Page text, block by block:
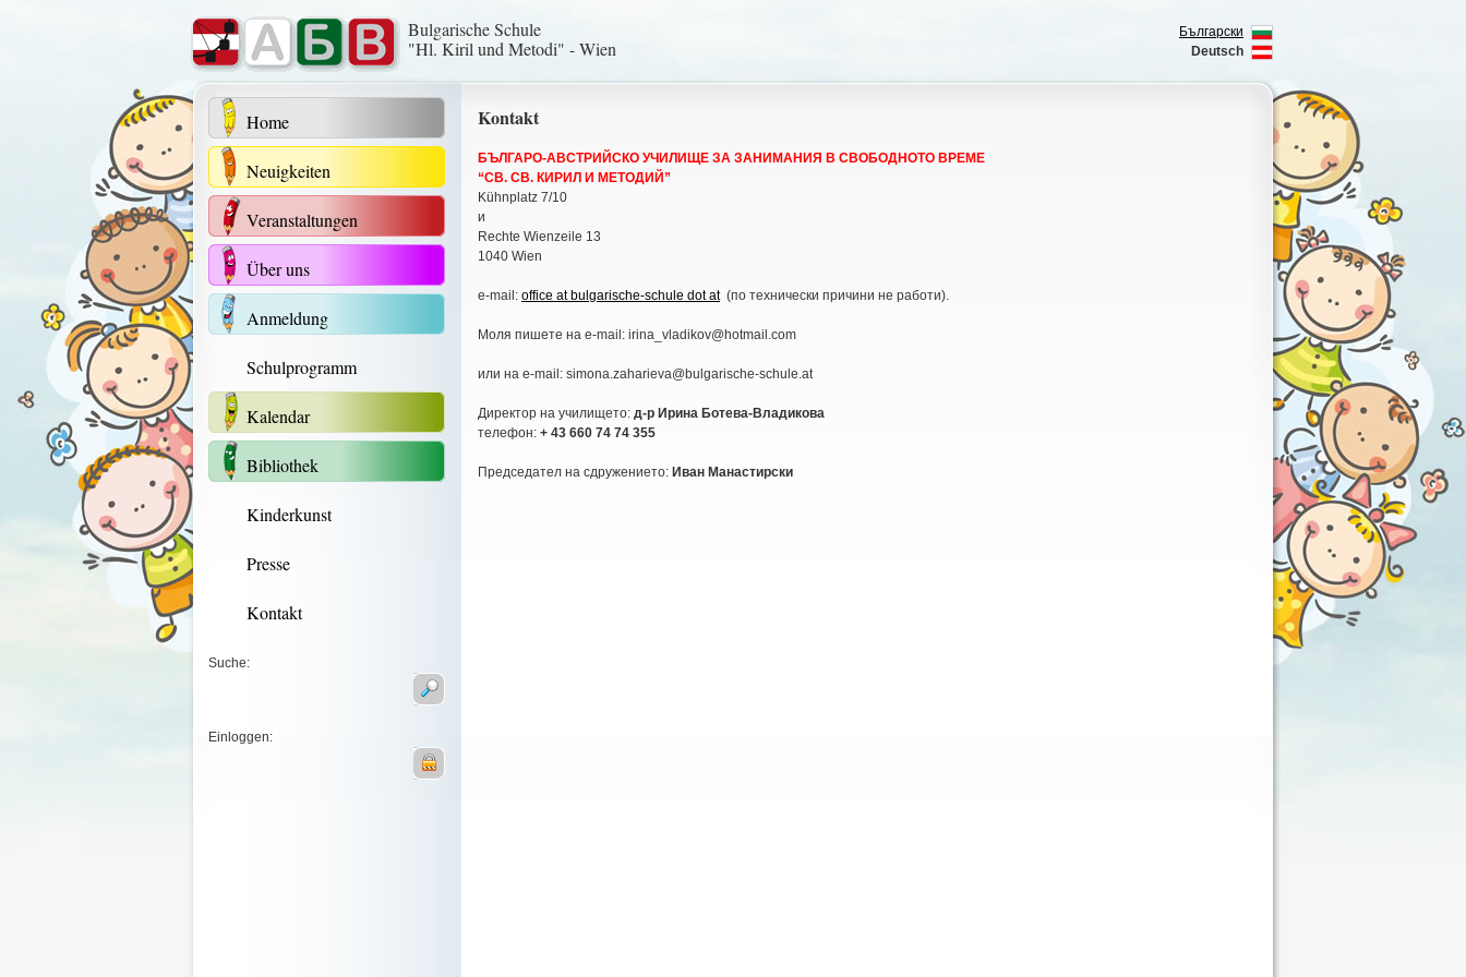
Bulgarische Schule
"Hl. Kiril und Metodi" - Wien
Български
Deutsch
Home
Neuigkeiten
Veranstaltungen
Über uns
Anmeldung
Schulprogramm
Kalendar
Bibliothek
Kinderkunst
Presse
Kontakt
Suche:
Einloggen:
Kontakt
БЪЛГАРО-АВСТРИЙСКО УЧИЛИЩЕ ЗА ЗАНИМАНИЯ В СВОБОДНОТО ВРЕМЕ
“СВ. СВ. КИРИЛ И МЕТОДИЙ”
Kühnplatz 7/10
и
Rechte Wienzeile 13
1040 Wien
е-mail: office at bulgarische-schule dot at(по технически причини не работи).
Моля пишете нa e-mail: irina_vladikov@hotmail.com
или на е-mail: simona.zaharieva@bulgarische-schule.at
Директор на училището: д-р Ирина Ботева-Владикова
телефон: + 43 660 74 74 355
Председател на сдружението: Иван Манастирски